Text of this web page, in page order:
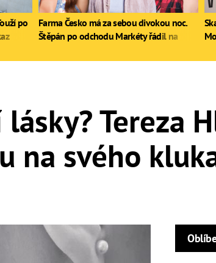
Tereza
na svého
po
Farma Česko má za sebou divokou noc.
Štěpán po odchodu Markéty řádil na